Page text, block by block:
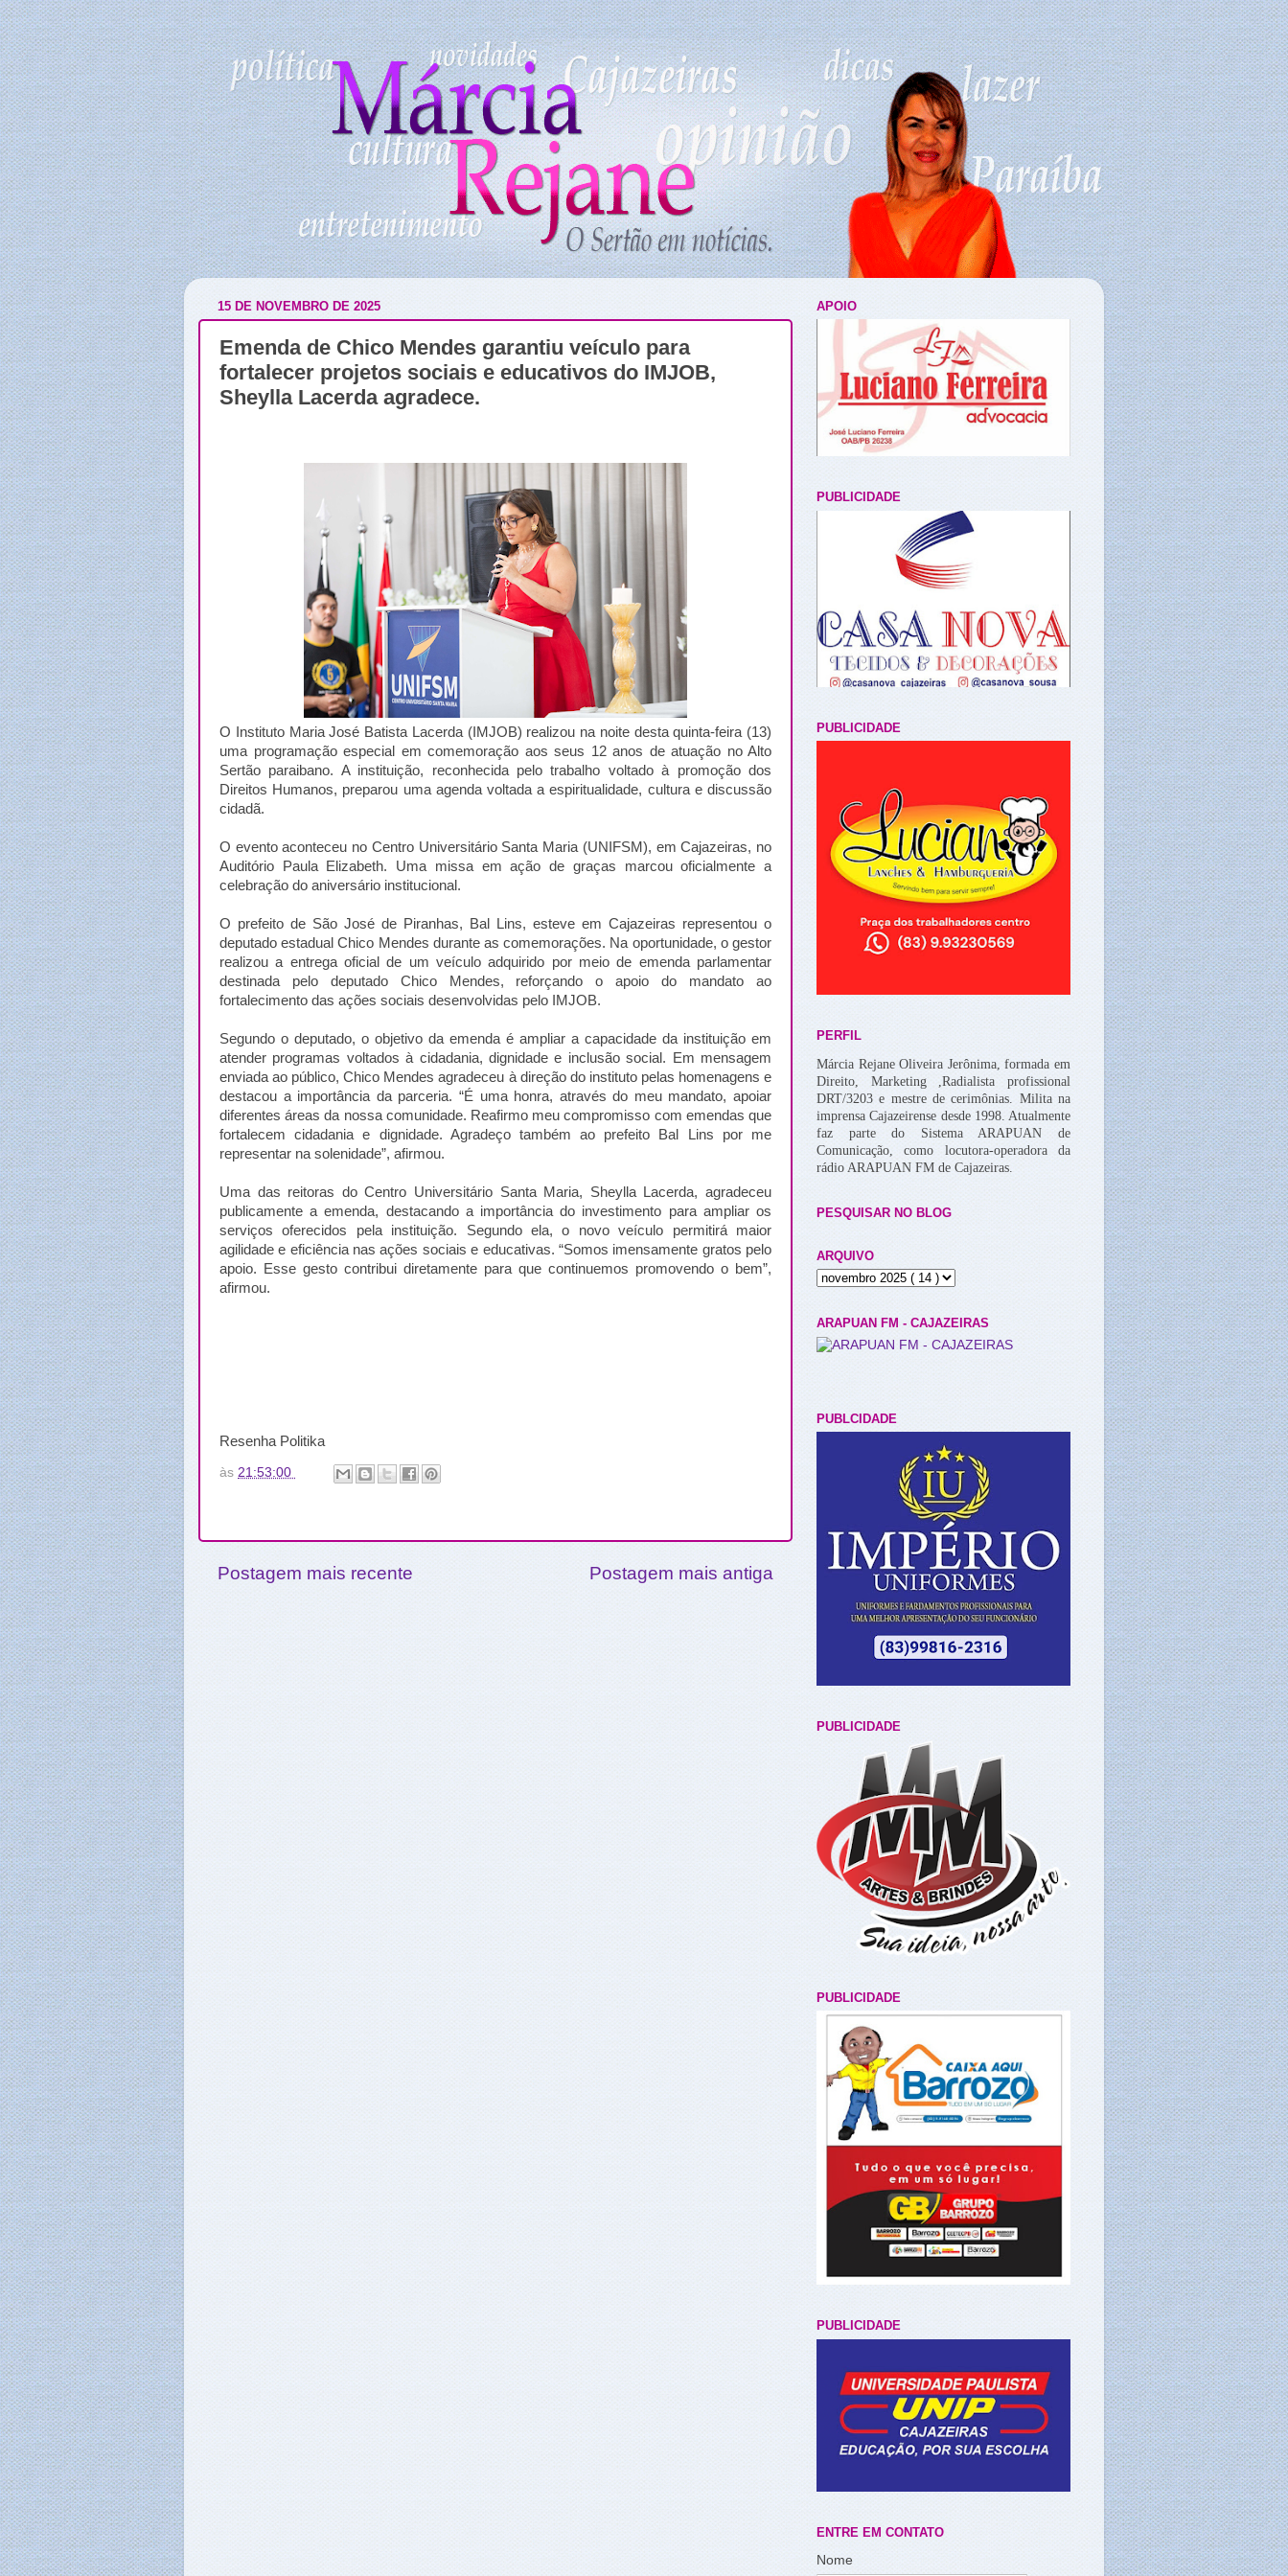
15 DE NOVEMBRO DE 2025
Emenda de Chico Mendes garantiu veículo para
fortalecer projetos sociais e educativos do IMJOB,
Sheylla Lacerda agradece.
O Instituto Maria José Batista Lacerda (IMJOB) realizou na noite desta quinta-feira (13)
uma programação especial em comemoração aos seus 12 anos de atuação no Alto
Sertão paraibano. A instituição, reconhecida pelo trabalho voltado à promoção dos
Direitos Humanos, preparou uma agenda voltada a espiritualidade, cultura e discussão
cidadã.
O evento aconteceu no Centro Universitário Santa Maria (UNIFSM), em Cajazeiras, no
Auditório Paula Elizabeth. Uma missa em ação de graças marcou oficialmente a
celebração do aniversário institucional.
O prefeito de São José de Piranhas, Bal Lins, esteve em Cajazeiras representou o
deputado estadual Chico Mendes durante as comemorações. Na oportunidade, o gestor
realizou a entrega oficial de um veículo adquirido por meio de emenda parlamentar
destinada pelo deputado Chico Mendes, reforçando o apoio do mandato ao
fortalecimento das ações sociais desenvolvidas pelo IMJOB.
Segundo o deputado, o objetivo da emenda é ampliar a capacidade da instituição em
atender programas voltados à cidadania, dignidade e inclusão social. Em mensagem
enviada ao público, Chico Mendes agradeceu à direção do instituto pelas homenagens e
destacou a importância da parceria. “É uma honra, através do meu mandato, apoiar
diferentes áreas da nossa comunidade. Reafirmo meu compromisso com emendas que
fortalecem cidadania e dignidade. Agradeço também ao prefeito Bal Lins por me
representar na solenidade”, afirmou.
Uma das reitoras do Centro Universitário Santa Maria, Sheylla Lacerda, agradeceu
publicamente a emenda, destacando a importância do investimento para ampliar os
serviços oferecidos pela instituição. Segundo ela, o novo veículo permitirá maior
agilidade e eficiência nas ações sociais e educativas. “Somos imensamente gratos pelo
apoio. Esse gesto contribui diretamente para que continuemos promovendo o bem”,
afirmou.
Resenha Politika
às 21:53:00
Postagem mais recente Postagem mais antiga
APOIO
PUBLICIDADE
PUBLICIDADE
PERFIL
Márcia Rejane Oliveira Jerônima, formada em
Direito, Marketing ,Radialista profissional
DRT/3203 e mestre de cerimônias. Milita na
imprensa Cajazeirense desde 1998. Atualmente
faz parte do Sistema ARAPUAN de
Comunicação, como locutora-operadora da
rádio ARAPUAN FM de Cajazeiras.
PESQUISAR NO BLOG
ARQUIVO
ARAPUAN FM - CAJAZEIRAS
PUBLCIDADE
PUBLICIDADE
PUBLICIDADE
PUBLICIDADE
ENTRE EM CONTATO
Nome